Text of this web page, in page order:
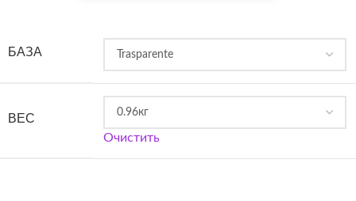
БАЗА
ВЕС
Очистить